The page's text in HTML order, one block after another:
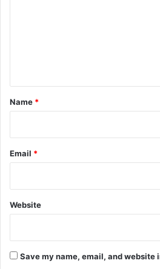
*
Name *
Email *
Website
Save my name, email, and website